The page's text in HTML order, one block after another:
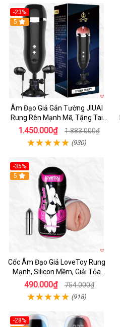
-23%
5
Âm Đạo Giả Gắn Tường JIUAI
Rung Rên Mạnh Mẽ, Tặng Tai
Nghe
1.450.000₫ 1.883.000₫
(930)
-35%
5
Cốc Âm Đạo Giả LoveToy Rung
Mạnh, Silicon Mềm, Giải Tỏa
Sinh Lý
490.000₫ 754.000₫
(918)
-28%